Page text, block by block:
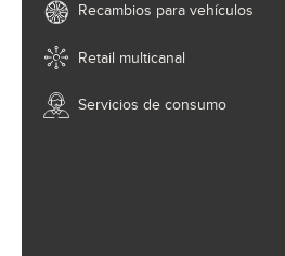
Recambios para vehículos
Retail multicanal
Servicios de consumo